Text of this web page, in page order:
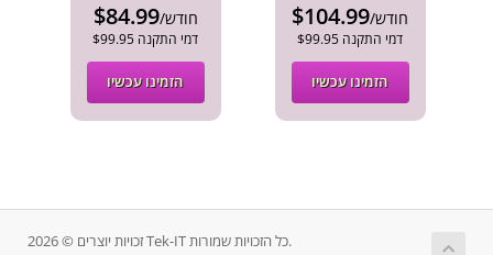
$84.99 /חודש
$99.95 דמי התקנה
הזמינו עכשיו
$104.99 /חודש
$99.95 דמי התקנה
הזמינו עכשיו
זכויות יוצרים © 2026 Tek-IT כל הזכויות שמורות.